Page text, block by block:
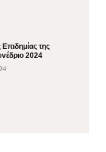
της
2024